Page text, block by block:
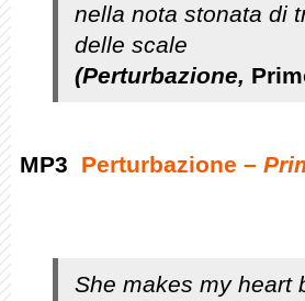
nella nota stonata di
delle scale
(Perturbazione,
MP3 Perturbazione –
She makes my heart